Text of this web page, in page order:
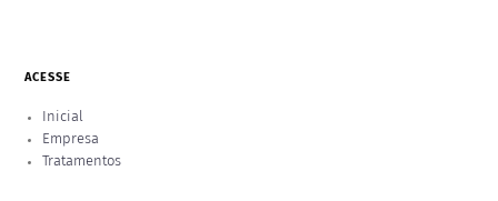
ACESSE
Inicial
Empresa
Tratamentos